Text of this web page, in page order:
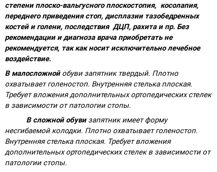
степени плоско-вальгусного плоскостопия, косолапия,
переднего приведения стоп, дисплазии тазобедренных
костей и голени, последствия ДЦП, рахита и пр. Без
рекомендации и диагноза врача приобретать не
рекомендуется, так как носит исключительно лечебное
воздействие.
В малосложнойобувизапятник твердый. Плотно
охватывает голеностоп. Внутренняя стелька плоская.
Требует вложения дополнительных ортопедических стелек
в зависимости от патологии стопы.
В сложной обуви запятник имеет форму
несгибаемой колодки. Плотно охватывает голеностоп.
Внутренняя стелька плоская. Требует вложения
дополнительных ортопедических стелек в зависимости от
патологии стопы.